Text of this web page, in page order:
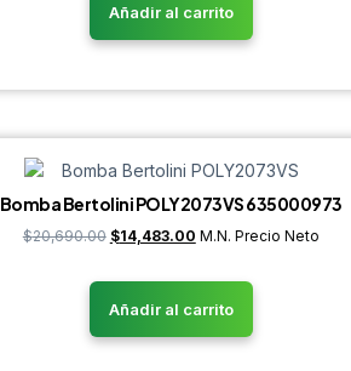
Añadir al carrito
Bomba Bertolini POLY2073VS 635000973
$20,690.00 $14,483.00 M.N. Precio Neto
Añadir al carrito